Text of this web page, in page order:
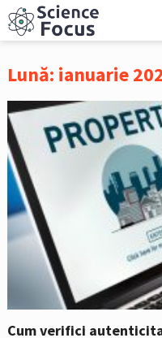
Lună: ianuarie
Cum verifici